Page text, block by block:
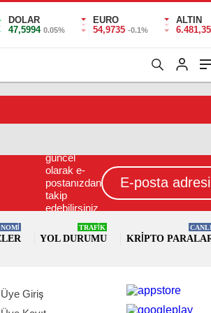
DOLAR
47,5994 0.05%
EURO
54,9735 -0.1%
ALTIN
6.481,35
güncel
olarak e-
postanızdan
takip
edebilirsiniz
YOL DURUMU
TRAFİK
KRIPTO
Üye Giriş